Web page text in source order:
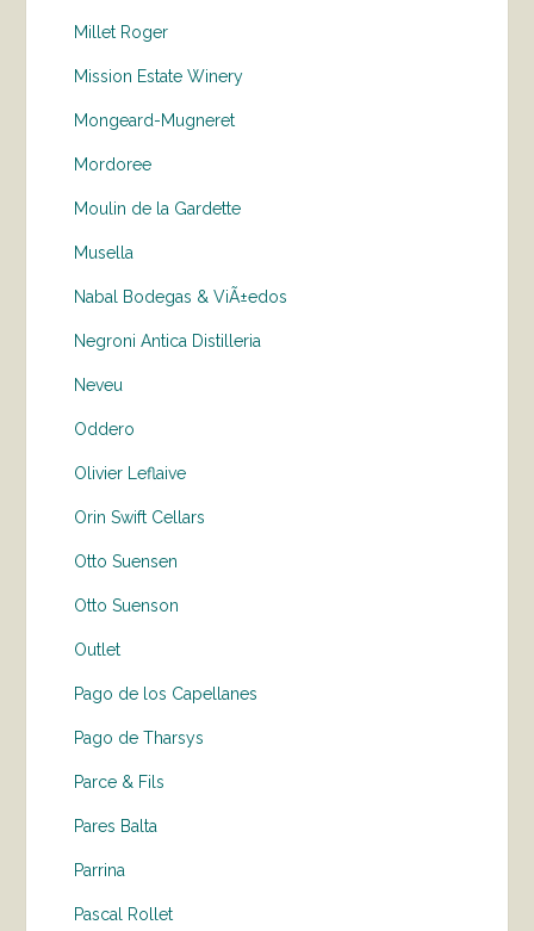
Millet Roger
Mission Estate Winery
Mongeard-Mugneret
Mordoree
Moulin de la Gardette
Musella
Nabal Bodegas & ViÃ±edos
Negroni Antica Distilleria
Neveu
Oddero
Olivier Leflaive
Orin Swift Cellars
Otto Suensen
Otto Suenson
Outlet
Pago de los Capellanes
Pago de Tharsys
Parce & Fils
Pares Balta
Parrina
Pascal Rollet